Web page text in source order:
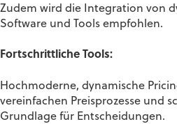
Zudem wird die Integration von
Software und Tools empfohlen.
Fortschrittliche Tools:
Hochmoderne, dynamische
vereinfachen Preisprozesse und
Grundlage für Entscheidungen.